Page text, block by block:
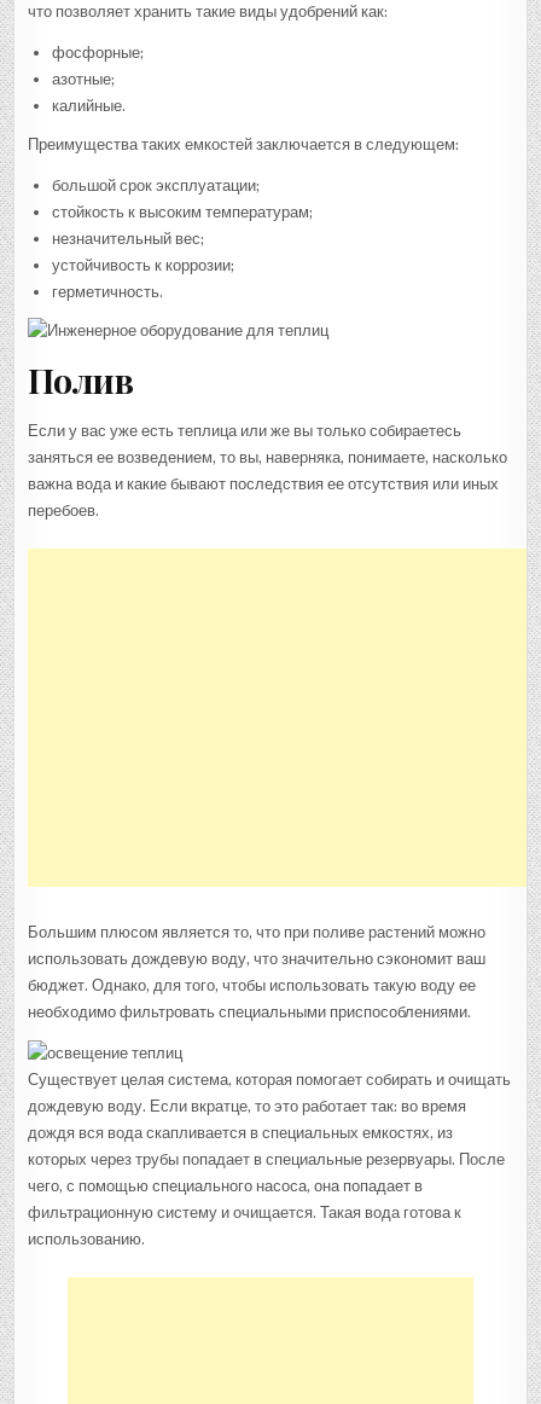
что позволяет хранить такие виды удобрений как:
фосфорные;
азотные;
калийные.
Преимущества таких емкостей заключается в следующем:
большой срок эксплуатации;
стойкость к высоким температурам;
незначительный вес;
устойчивость к коррозии;
герметичность.
Полив
Если у вас уже есть теплица или же вы только собираетесь
заняться ее возведением, то вы, наверняка, понимаете, насколько
важна вода и какие бывают последствия ее отсутствия или иных
перебоев.
Большим плюсом является то, что при поливе растений можно
использовать дождевую воду, что значительно сэкономит ваш
бюджет. Однако, для того, чтобы использовать такую воду ее
необходимо фильтровать специальными приспособлениями.
Существует целая система, которая помогает собирать и очищать
дождевую воду. Если вкратце, то это работает так: во время
дождя вся вода скапливается в специальных емкостях, из
которых через трубы попадает в специальные резервуары. После
чего, с помощью специального насоса, она попадает в
фильтрационную систему и очищается. Такая вода готова к
использованию.